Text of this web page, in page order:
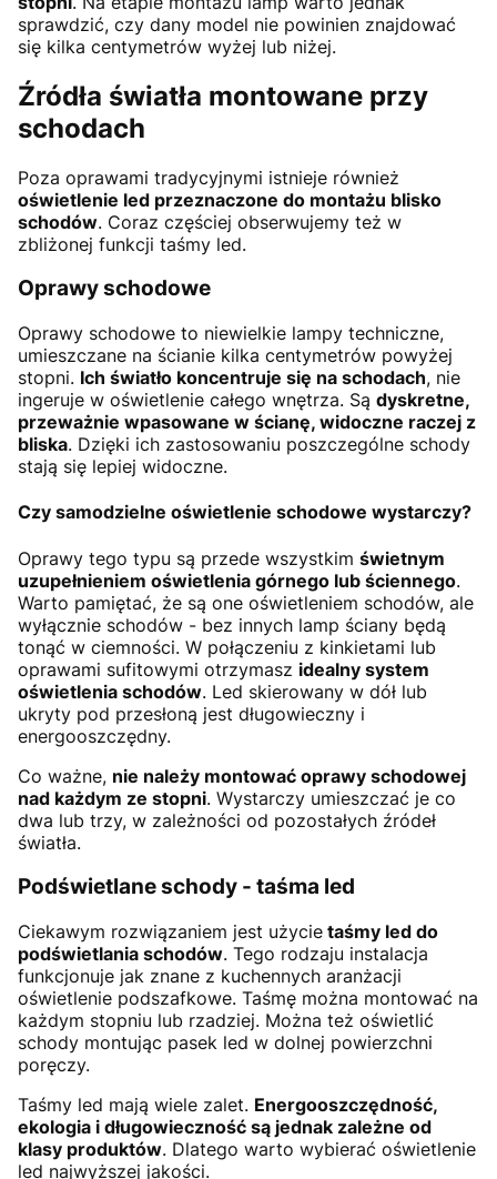
sprawdzić, czy dany model nie powinien znajdować
się kilka centymetrów wyżej lub niżej.
Źródła światła montowane przy
schodach
Poza oprawami tradycyjnymi istnieje również
oświetlenie led przeznaczone do montażu blisko
schodów. Coraz częściej obserwujemy też w
zbliżonej funkcji taśmy led.
Oprawy schodowe
Oprawy schodowe to niewielkie lampy techniczne,
umieszczane na ścianie kilka centymetrów powyżej
stopni. Ich światło koncentruje się na schodach, nie
ingeruje w oświetlenie całego wnętrza. Są dyskretne,
przeważnie wpasowane w ścianę, widoczne raczej z
bliska. Dzięki ich zastosowaniu poszczególne schody
stają się lepiej widoczne.
Czy samodzielne oświetlenie schodowe wystarczy?
Oprawy tego typu są przede wszystkim świetnym
uzupełnieniem oświetlenia górnego lub ściennego.
Warto pamiętać, że są one oświetleniem schodów, ale
wyłącznie schodów - bez innych lamp ściany będą
tonąć w ciemności. W połączeniu z kinkietami lub
oprawami sufitowymi otrzymasz idealny system
oświetlenia schodów. Led skierowany w dół lub
ukryty pod przesłoną jest długowieczny i
energooszczędny.
Co ważne, nie należy montować oprawy schodowej
nad każdym ze stopni. Wystarczy umieszczać je co
dwa lub trzy, w zależności od pozostałych źródeł
światła.
Podświetlane schody - taśma led
Ciekawym rozwiązaniem jest użycie taśmy led do
podświetlania schodów. Tego rodzaju instalacja
funkcjonuje jak znane z kuchennych aranżacji
oświetlenie podszafkowe. Taśmę można montować na
każdym stopniu lub rzadziej. Można też oświetlić
schody montując pasek led w dolnej powierzchni
poręczy.
Taśmy led mają wiele zalet. Energooszczędność,
ekologia i długowieczność są jednak zależne od
klasy produktów. Dlatego warto wybierać oświetlenie
led najwyższej jakości.